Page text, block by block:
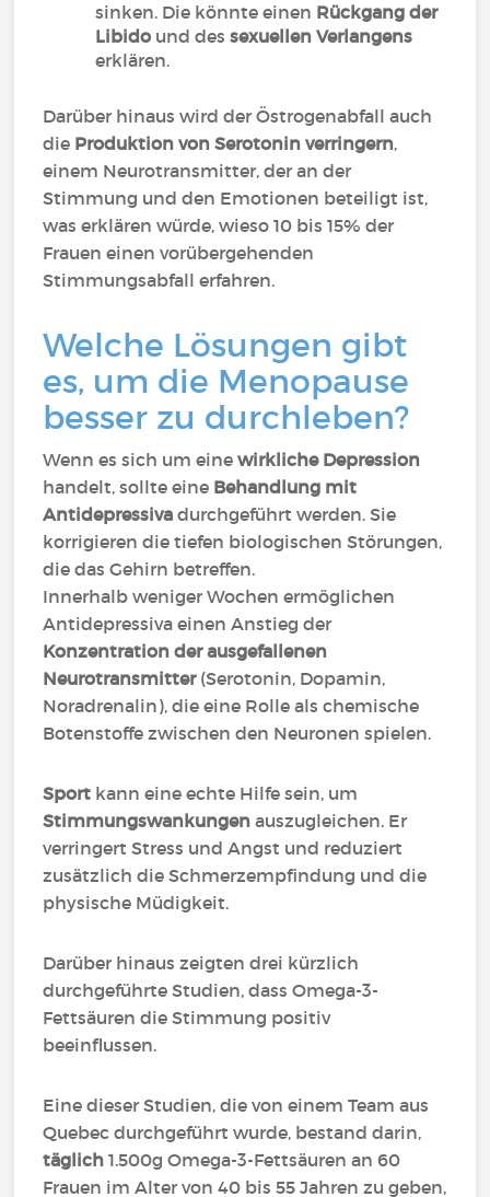
sinken. Die könnte einen Rückgang der
Libido und dessexuellen Verlangens
erklären.
Darüber hinaus wird der Östrogenabfall auch
die Produktion von Serotonin verringern,
einem Neurotransmitter, der an der
Stimmung und den Emotionen beteiligt ist,
was erklären würde, wieso 10 bis 15% der
Frauen einen vorübergehenden
Stimmungsabfall erfahren.
Welche Lösungen gibt
es, um die Menopause
besser zu durchleben?
Wenn es sich um eine wirkliche Depression
handelt, sollte eine Behandlung mit
Antidepressiva durchgeführt werden. Sie
korrigieren die tiefen biologischen Störungen,
die das Gehirn betreffen.
Innerhalb weniger Wochen ermöglichen
Antidepressiva einen Anstieg der
Konzentration der ausgefallenen
Neurotransmitter(Serotonin, Dopamin,
Noradrenalin), die eine Rolle als chemische
Botenstoffe zwischen den Neuronen spielen.
Sport kann eine echte Hilfe sein, um
Stimmungswankungen auszugleichen. Er
verringert Stress und Angst und reduziert
zusätzlich die Schmerzempfindung und die
physische Müdigkeit.
Darüber hinaus zeigten drei kürzlich
durchgeführte Studien, dass Omega-3-
Fettsäuren die Stimmung positiv
beeinflussen.
Eine dieser Studien, die von einem Team aus
Quebec durchgeführt wurde, bestand darin,
täglich 1.500g Omega-3-Fettsäuren an 60
Frauen im Alter von 40 bis 55 Jahren zu geben,